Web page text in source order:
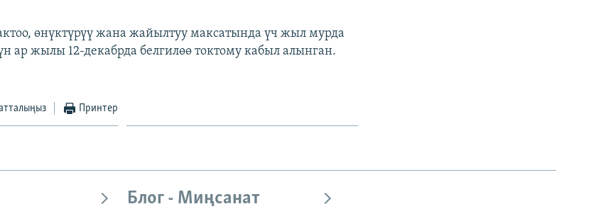
өнүктүрүү жана жайылтуу максатында үч жыл мурда
ар жылы 12-декабрда белгилөө токтому кабыл алынган.
Принтер
Блог - Миңсанат